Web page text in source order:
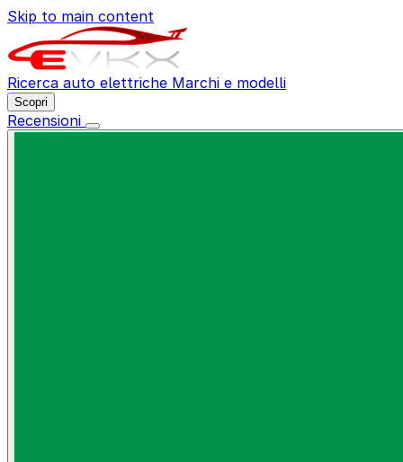
Skip to main content
Ricerca auto elettriche Marchi e modelli
Scopri
Recensioni